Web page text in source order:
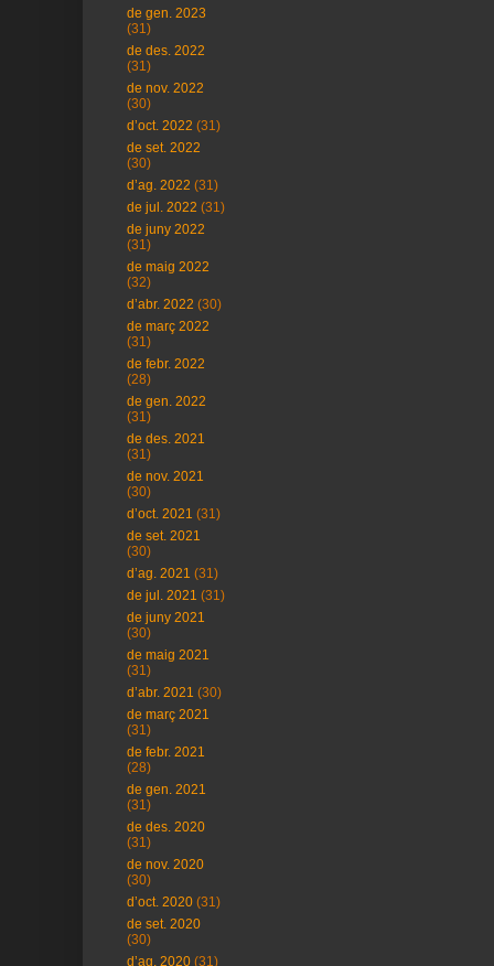
de gen. 2023
(31)
de des. 2022
(31)
de nov. 2022
(30)
d’oct. 2022 (31)
de set. 2022
(30)
d’ag. 2022 (31)
de jul. 2022 (31)
de juny 2022
(31)
de maig 2022
(32)
d’abr. 2022 (30)
de març 2022
(31)
de febr. 2022
(28)
de gen. 2022
(31)
de des. 2021
(31)
de nov. 2021
(30)
d’oct. 2021 (31)
de set. 2021
(30)
d’ag. 2021 (31)
de jul. 2021 (31)
de juny 2021
(30)
de maig 2021
(31)
d’abr. 2021 (30)
de març 2021
(31)
de febr. 2021
(28)
de gen. 2021
(31)
de des. 2020
(31)
de nov. 2020
(30)
d’oct. 2020 (31)
de set. 2020
(30)
d’ag. 2020 (31)